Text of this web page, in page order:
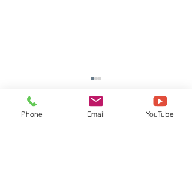
Phone Email YouTube